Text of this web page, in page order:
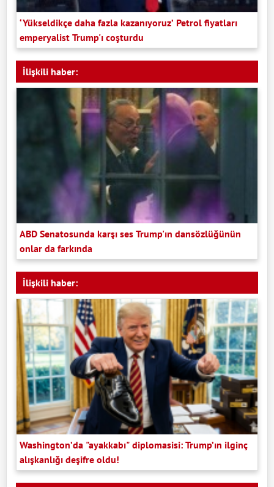
‘Yükseldikçe daha fazla kazanıyoruz’ Petrol fiyatları
emperyalist Trump'ı coşturdu
İlişkili haber:
ABD Senatosunda karşı ses Trump'ın dansözlüğünün
onlar da farkında
İlişkili haber:
Washington’da "ayakkabı" diplomasisi: Trump’ın ilginç
alışkanlığı deşifre oldu!